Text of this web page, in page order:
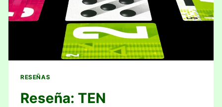
RESEÑAS
Reseña: TEN